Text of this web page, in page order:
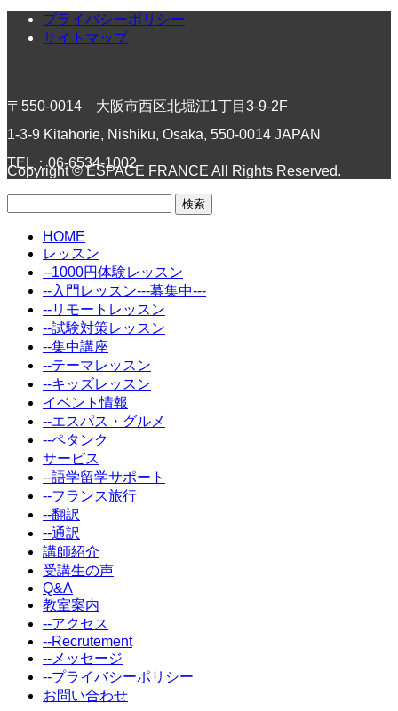
プライバシーポリシー
サイトマップ
〒550-0014 大阪市西区北堀江1丁目3-9-2F
1-3-9 Kitahorie, Nishiku, Osaka, 550-0014 JAPAN
TEL：06-6534-1002
Copyright © ESPACE FRANCE All Rights Reserved.
HOME
レッスン
--1000円体験レッスン
--入門レッスン---募集中---
--リモートレッスン
--試験対策レッスン
--集中講座
--テーマレッスン
--キッズレッスン
イベント情報
--エスパス・グルメ
--ペタンク
サービス
--語学留学サポート
--フランス旅行
--翻訳
--通訳
講師紹介
受講生の声
Q&A
教室案内
--アクセス
--Recrutement
--メッセージ
--プライバシーポリシー
お問い合わせ